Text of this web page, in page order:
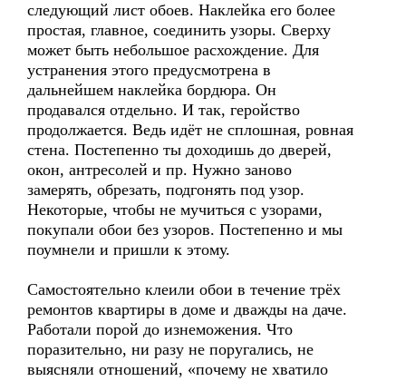
следующий лист обоев. Наклейка его более
простая, главное, соединить узоры. Сверху
может быть небольшое расхождение. Для
устранения этого предусмотрена в
дальнейшем наклейка бордюра. Он
продавался отдельно. И так, геройство
продолжается. Ведь идёт не сплошная, ровная
стена. Постепенно ты доходишь до дверей,
окон, антресолей и пр. Нужно заново
замерять, обрезать, подгонять под узор.
Некоторые, чтобы не мучиться с узорами,
покупали обои без узоров. Постепенно и мы
поумнели и пришли к этому.
Самостоятельно клеили обои в течение трёх
ремонтов квартиры в доме и дважды на даче.
Работали порой до изнеможения. Что
поразительно, ни разу не поругались, не
выясняли отношений, «почему не хватило